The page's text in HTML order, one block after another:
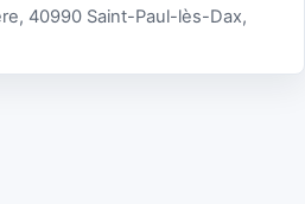
40990 Saint-Paul-lès-Dax,